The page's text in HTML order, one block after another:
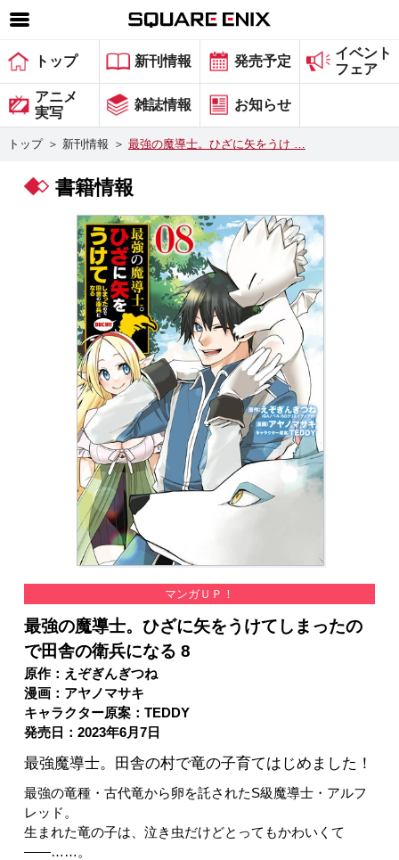
SQUARE ENIX 公式サイトメニュー
ゲーム
マガジン＆ブックス
グッズ
会社情報 採用情報
スクウェア・エニックス サイト内検索
トップ 新刊情報 発売予定
イベント
フェア
アニメ
実写
雑誌情報 お知らせ
トップ ＞ 新刊情報 ＞ 最強の魔導士。ひざに矢をうけ …
書籍情報
マンガＵＰ！
最強の魔導士。ひざに矢をうけてしまったの
で田舎の衛兵になる 8
原作：えぞぎんぎつね
漫画：アヤノマサキ
キャラクター原案：TEDDY
発売日：2023年6月7日
最強魔導士。田舎の村で竜の子育てはじめました！
最強の竜種・古代竜から卵を託されたS級魔導士・アルフ
レッド。
生まれた竜の子は、泣き虫だけどとってもかわいくて
――……。